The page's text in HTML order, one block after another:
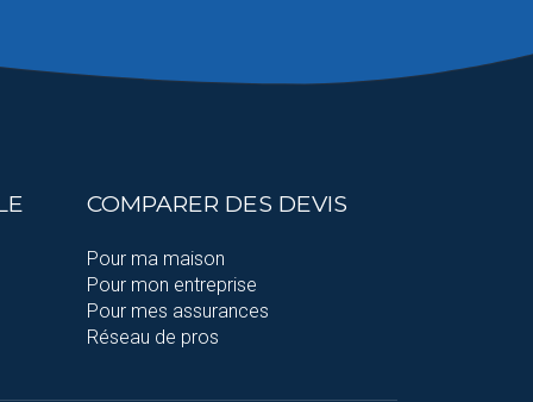
COMPARER DES DEVIS
Pour ma maison
Pour mon entreprise
Pour mes assurances
Réseau de pros